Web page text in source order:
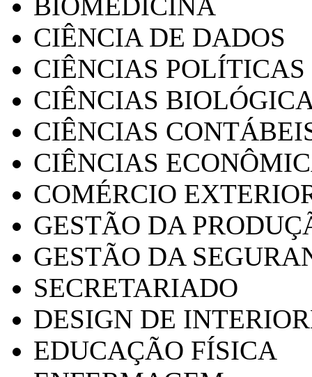
CIÊNCIA DE DADOS
CIÊNCIAS POLÍTICAS
CIÊNCIAS
CIÊNCIAS
CIÊNCIAS
COMÉRCIO
GESTÃO DA
GESTÃO DA
SECRETARIADO
DESIGN DE
EDUCAÇÃO FÍSICA